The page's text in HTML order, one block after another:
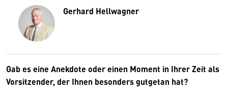
Gerhard Hellwagner
Gab es eine Anekdote oder einen Moment in Ihrer Zeit als
Vorsitzender, der Ihnen besonders gutgetan hat?